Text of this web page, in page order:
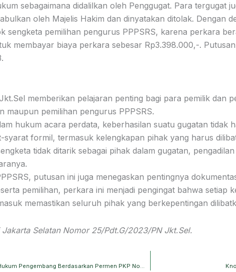
sebagaimana didalilkan oleh Penggugat. Para tergugat
oleh Majelis Hakim dan dinyatakan ditolak. Dengan
sengketa pemilihan pengurus PPPSRS, karena perkara
membayar biaya perkara sebesar Rp3.398.000,-.
memberikan pelajaran penting bagi para pemilik dan
maupun pemilihan pengurus PPPSRS.
hukum acara perdata, keberhasilan suatu gugatan tidak
formil, termasuk kelengkapan pihak yang harus
tidak ditarik sebagai pihak dalam gugatan,
putusan ini juga menegaskan pentingnya
pemilihan, perkara ini menjadi pengingat bahwa setiap
memastikan seluruh pihak yang berkepentingan
Selatan Nomor 25/Pdt.G/2023/PN Jkt.Sel.
Memahami Tenggat Waktu dan Kewajiban Hukum Pengembang Berdasarkan Permen PKP Nomor 4 Tahun 2025.